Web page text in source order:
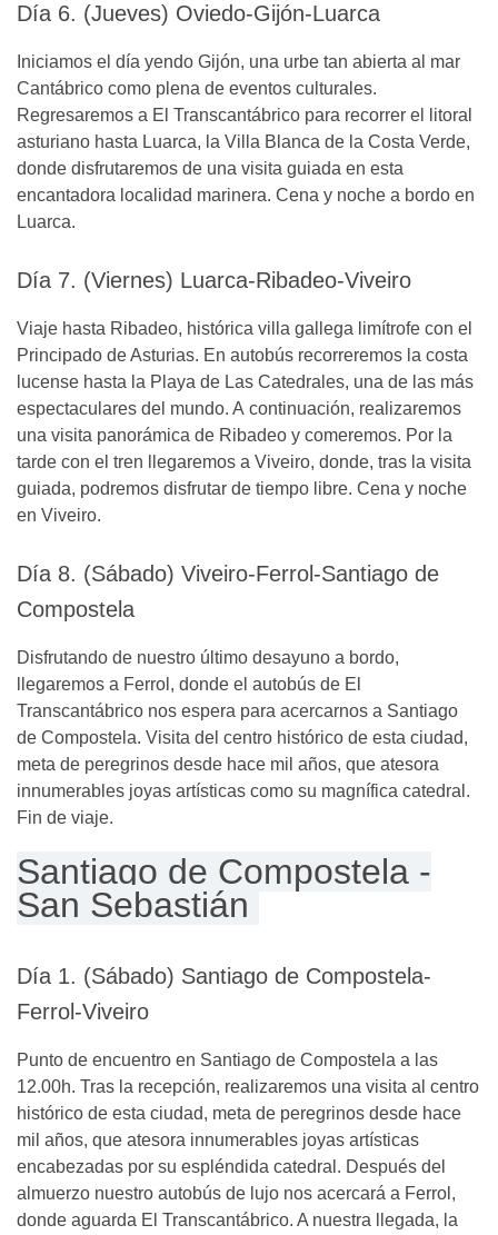
Día 6. (Jueves) Oviedo-Gijón-Luarca
Iniciamos el día yendo Gijón, una urbe tan abierta al mar
Cantábrico como plena de eventos culturales.
Regresaremos a El Transcantábrico para recorrer el litoral
asturiano hasta Luarca, la Villa Blanca de la Costa Verde,
donde disfrutaremos de una visita guiada en esta
encantadora localidad marinera. Cena y noche a bordo en
Luarca.
Día 7. (Viernes) Luarca-Ribadeo-Viveiro
Viaje hasta Ribadeo, histórica villa gallega limítrofe con el
Principado de Asturias. En autobús recorreremos la costa
lucense hasta la Playa de Las Catedrales, una de las más
espectaculares del mundo. A continuación, realizaremos
una visita panorámica de Ribadeo y comeremos. Por la
tarde con el tren llegaremos a Viveiro, donde, tras la visita
guiada, podremos disfrutar de tiempo libre. Cena y noche
en Viveiro.
Día 8. (Sábado) Viveiro-Ferrol-Santiago de
Compostela
Disfrutando de nuestro último desayuno a bordo,
llegaremos a Ferrol, donde el autobús de El
Transcantábrico nos espera para acercarnos a Santiago
de Compostela. Visita del centro histórico de esta ciudad,
meta de peregrinos desde hace mil años, que atesora
innumerables joyas artísticas como su magnífica catedral.
Fin de viaje.
Santiago de Compostela -
San Sebastián
Día 1. (Sábado) Santiago de Compostela-
Ferrol-Viveiro
Punto de encuentro en Santiago de Compostela a las
12.00h. Tras la recepción, realizaremos una visita al centro
histórico de esta ciudad, meta de peregrinos desde hace
mil años, que atesora innumerables joyas artísticas
encabezadas por su espléndida catedral. Después del
almuerzo nuestro autobús de lujo nos acercará a Ferrol,
donde aguarda El Transcantábrico. A nuestra llegada, la